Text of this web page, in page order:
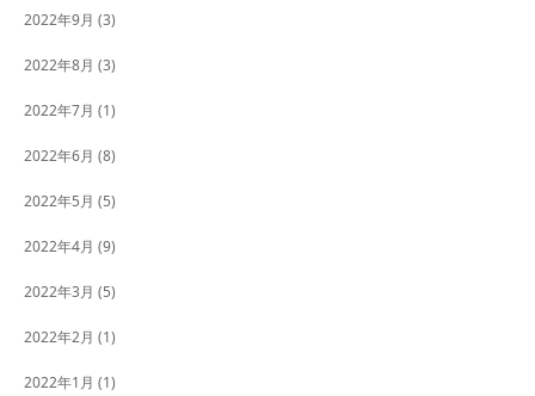
2022年9月 (3)
2022年8月 (3)
2022年7月 (1)
2022年6月 (8)
2022年5月 (5)
2022年4月 (9)
2022年3月 (5)
2022年2月 (1)
2022年1月 (1)